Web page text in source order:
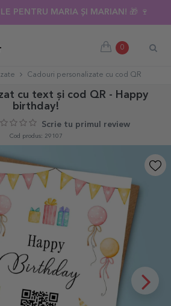
PENTRU MARIA ȘI MARIAN! 🎁 🍷
0
Cadouri personalizate cu cod QR
cu text și cod QR - Happy
birthday!
Scrie tu primul review
Cod produs: 29107